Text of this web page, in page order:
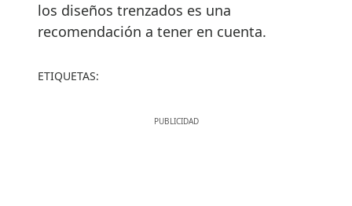
los diseños trenzados es una
recomendación a tener en cuenta.
ETIQUETAS: